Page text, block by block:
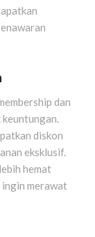
dan
keuntungan.
diskon
eksklusif.
hemat
merawat